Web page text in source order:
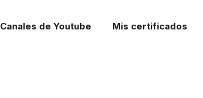
Canales de Youtube Mis certificados